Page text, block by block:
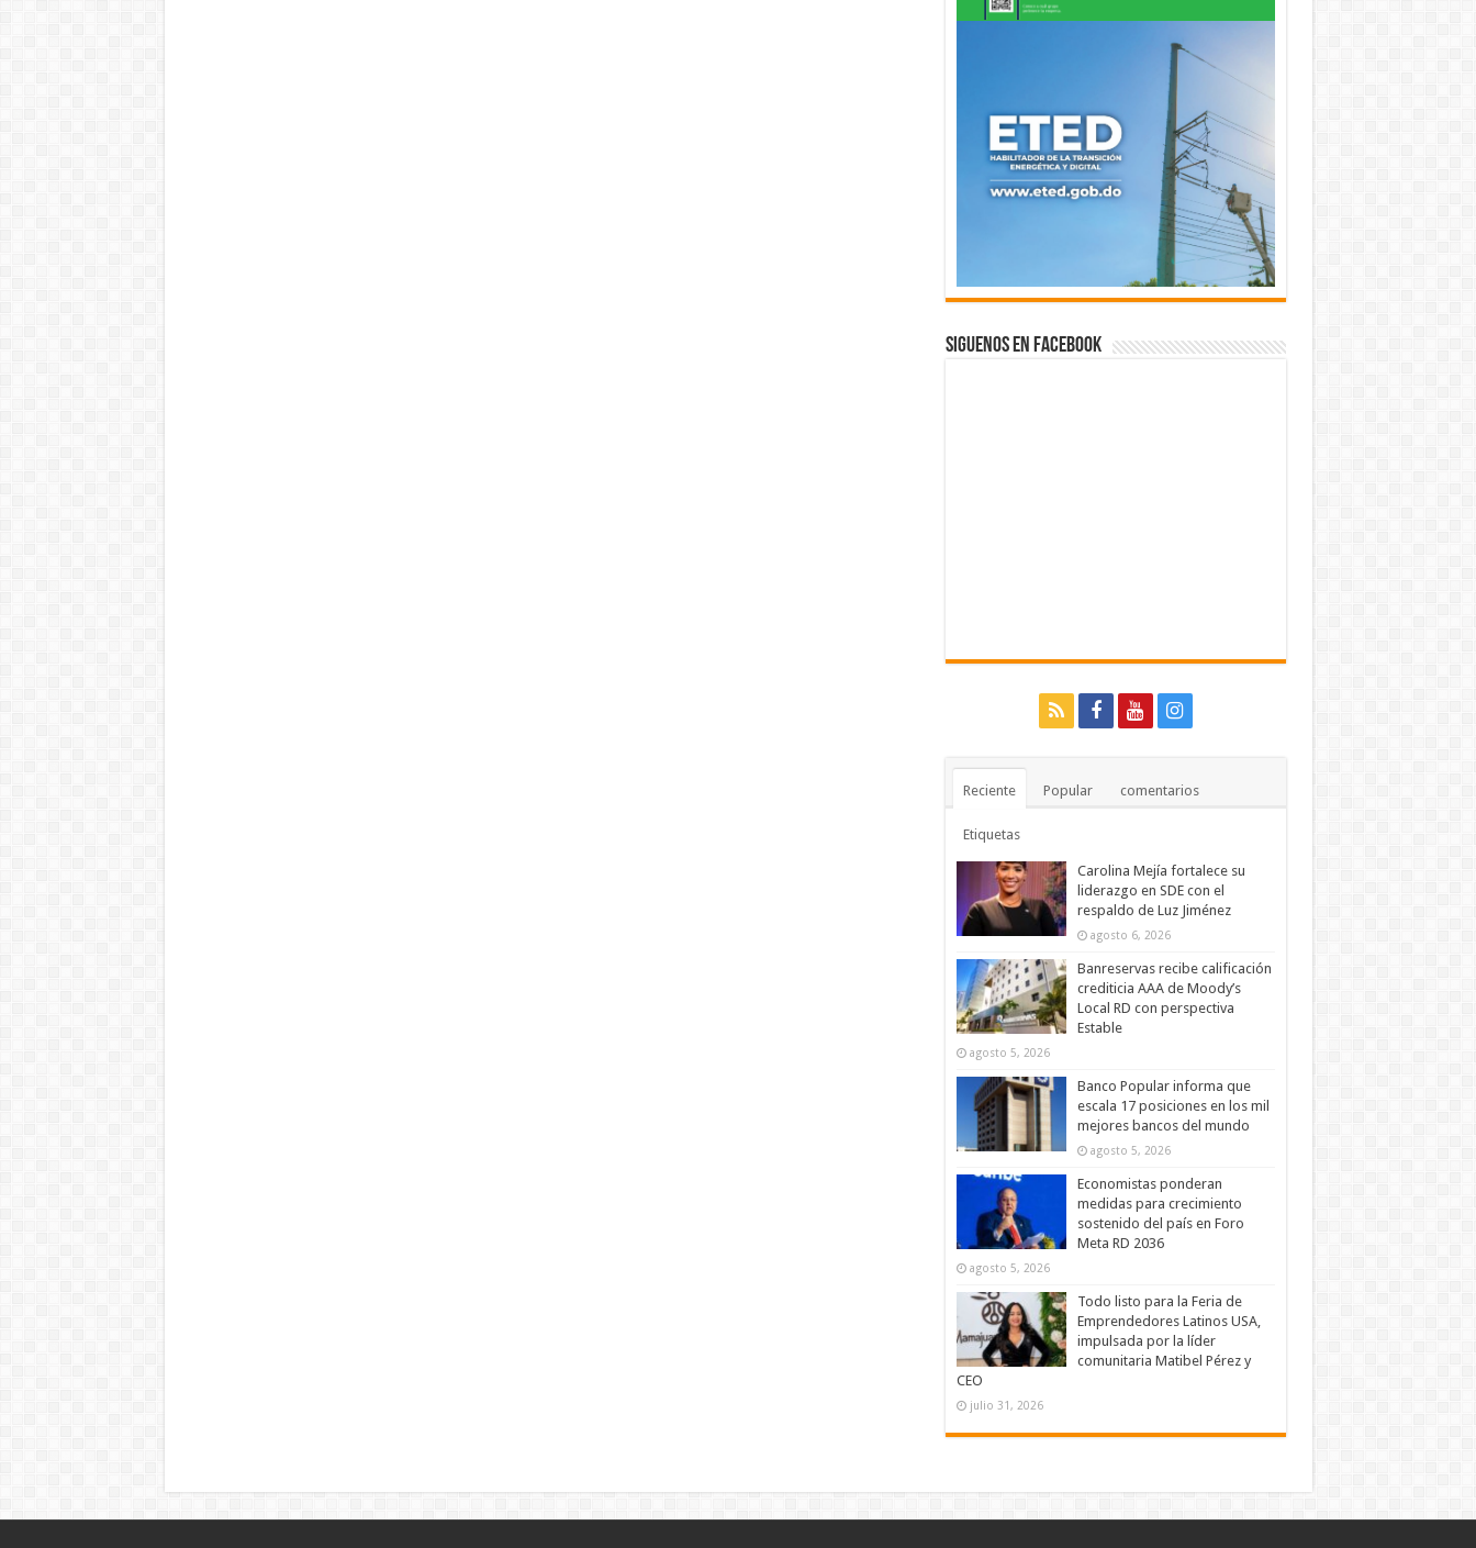
Siguenos en Facebook
Reciente Popular comentarios
Etiquetas
Carolina Mejía fortalece su
liderazgo en SDE con el
respaldo de Luz Jiménez
agosto 6, 2026
Banreservas recibe calificación
crediticia AAA de Moody’s
Local RD con perspectiva
Estable
agosto 5, 2026
Banco Popular informa que
escala 17 posiciones en los mil
mejores bancos del mundo
agosto 5, 2026
Economistas ponderan
medidas para crecimiento
sostenido del país en Foro
Meta RD 2036
agosto 5, 2026
Todo listo para la Feria de
Emprendedores Latinos USA,
impulsada por la líder
comunitaria Matibel Pérez y
CEO
julio 31, 2026